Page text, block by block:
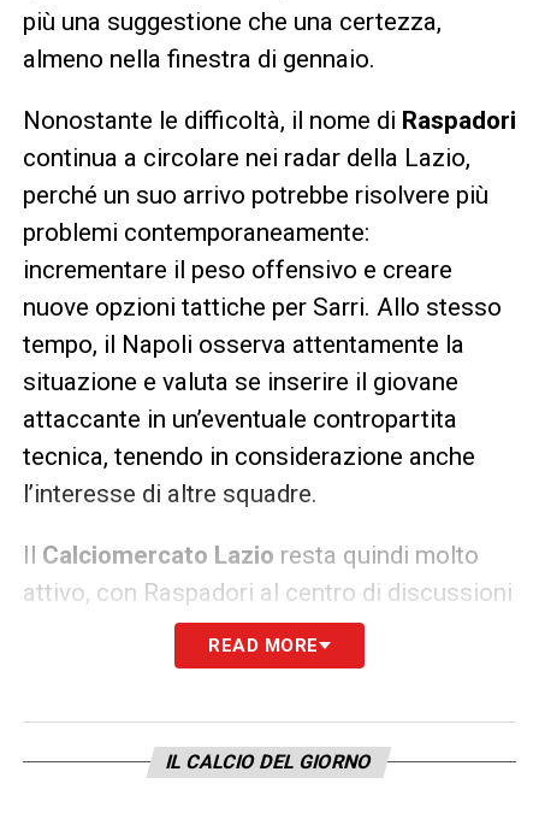
più una suggestione che una certezza,
almeno nella finestra di gennaio.
Nonostante le difficoltà, il nome di Raspadori
continua a circolare nei radar della Lazio,
perché un suo arrivo potrebbe risolvere più
problemi contemporaneamente:
incrementare il peso offensivo e creare
nuove opzioni tattiche per Sarri. Allo stesso
tempo, il Napoli osserva attentamente la
situazione e valuta se inserire il giovane
attaccante in un’eventuale contropartita
tecnica, tenendo in considerazione anche
l’interesse di altre squadre.
Il Calciomercato Lazio resta quindi molto
attivo, con Raspadori al centro di discussioni
e scenari che potrebbero trasformare la
squadra biancoceleste già nella sessione di
QUI: TUTTE LE ULTIME NOTIZIE DI SERIE A
READ MORE
IL CALCIO DEL GIORNO